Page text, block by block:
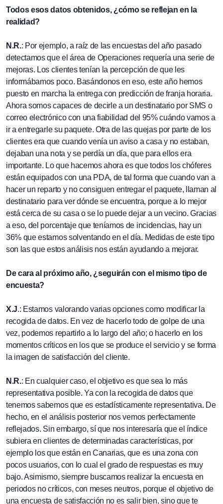
Todos esos datos obtenidos, ¿cómo se reflejan en la
realidad?
N.R.: Por ejemplo, a raíz de las encuestas del año pasado
detectamos que el área de Operaciones requería una serie de
mejoras. Los clientes tenían la percepción de que les
informábamos poco. Basándonos en eso, este año hemos
puesto en marcha la entrega con predicción de franja horaria.
Ahora somos capaces de decirle a un destinatario por SMS o
correo electrónico con una fiabilidad del 95% cuándo vamos a
ir a entregarle su paquete. Otra de las quejas por parte de los
clientes era que cuando venía un aviso a casa y no estaban,
dejaban una nota y se perdía un día, que para ellos era
importante. Lo que hacemos ahora es que todos los chóferes
están equipados con una PDA, de tal forma que cuando van a
hacer un reparto y no consiguen entregar el paquete, llaman al
destinatario para ver dónde se encuentra, porque a lo mejor
está cerca de su casa o se lo puede dejar a un vecino. Gracias
a eso, del porcentaje que teníamos de incidencias, hay un
36% que estamos solventando en el día. Medidas de este tipo
son las que estos análisis nos están ayudando a mejorar.
De cara al próximo año, ¿seguirán con el mismo tipo de
encuesta?
X.J.: Estamos valorando varias opciones como modificar la
recogida de datos. En vez de hacerlo todo de golpe de una
vez, podemos repartirlo a lo largo del año; o hacerlo en los
momentos críticos en los que se produce el servicio y se forma
la imagen de satisfacción del cliente.
N.R.: En cualquier caso, el objetivo es que sea lo más
representativa posible. Ya con la recogida de datos que
tenemos sabemos que es estadísticamente representativa. De
hecho, en el análisis posterior nos vemos perfectamente
reflejados. Sin embargo, sí que nos interesaría que el índice
subiera en clientes de determinadas características, por
ejemplo los que están en Canarias, que es una zona con
pocos usuarios, con lo cual el grado de respuestas es muy
bajo. Asimismo, siempre buscamos realizar la encuesta en
periodos no críticos, con meses neutros, porque el objetivo de
una encuesta de satisfacción no es salir bien, sino que te